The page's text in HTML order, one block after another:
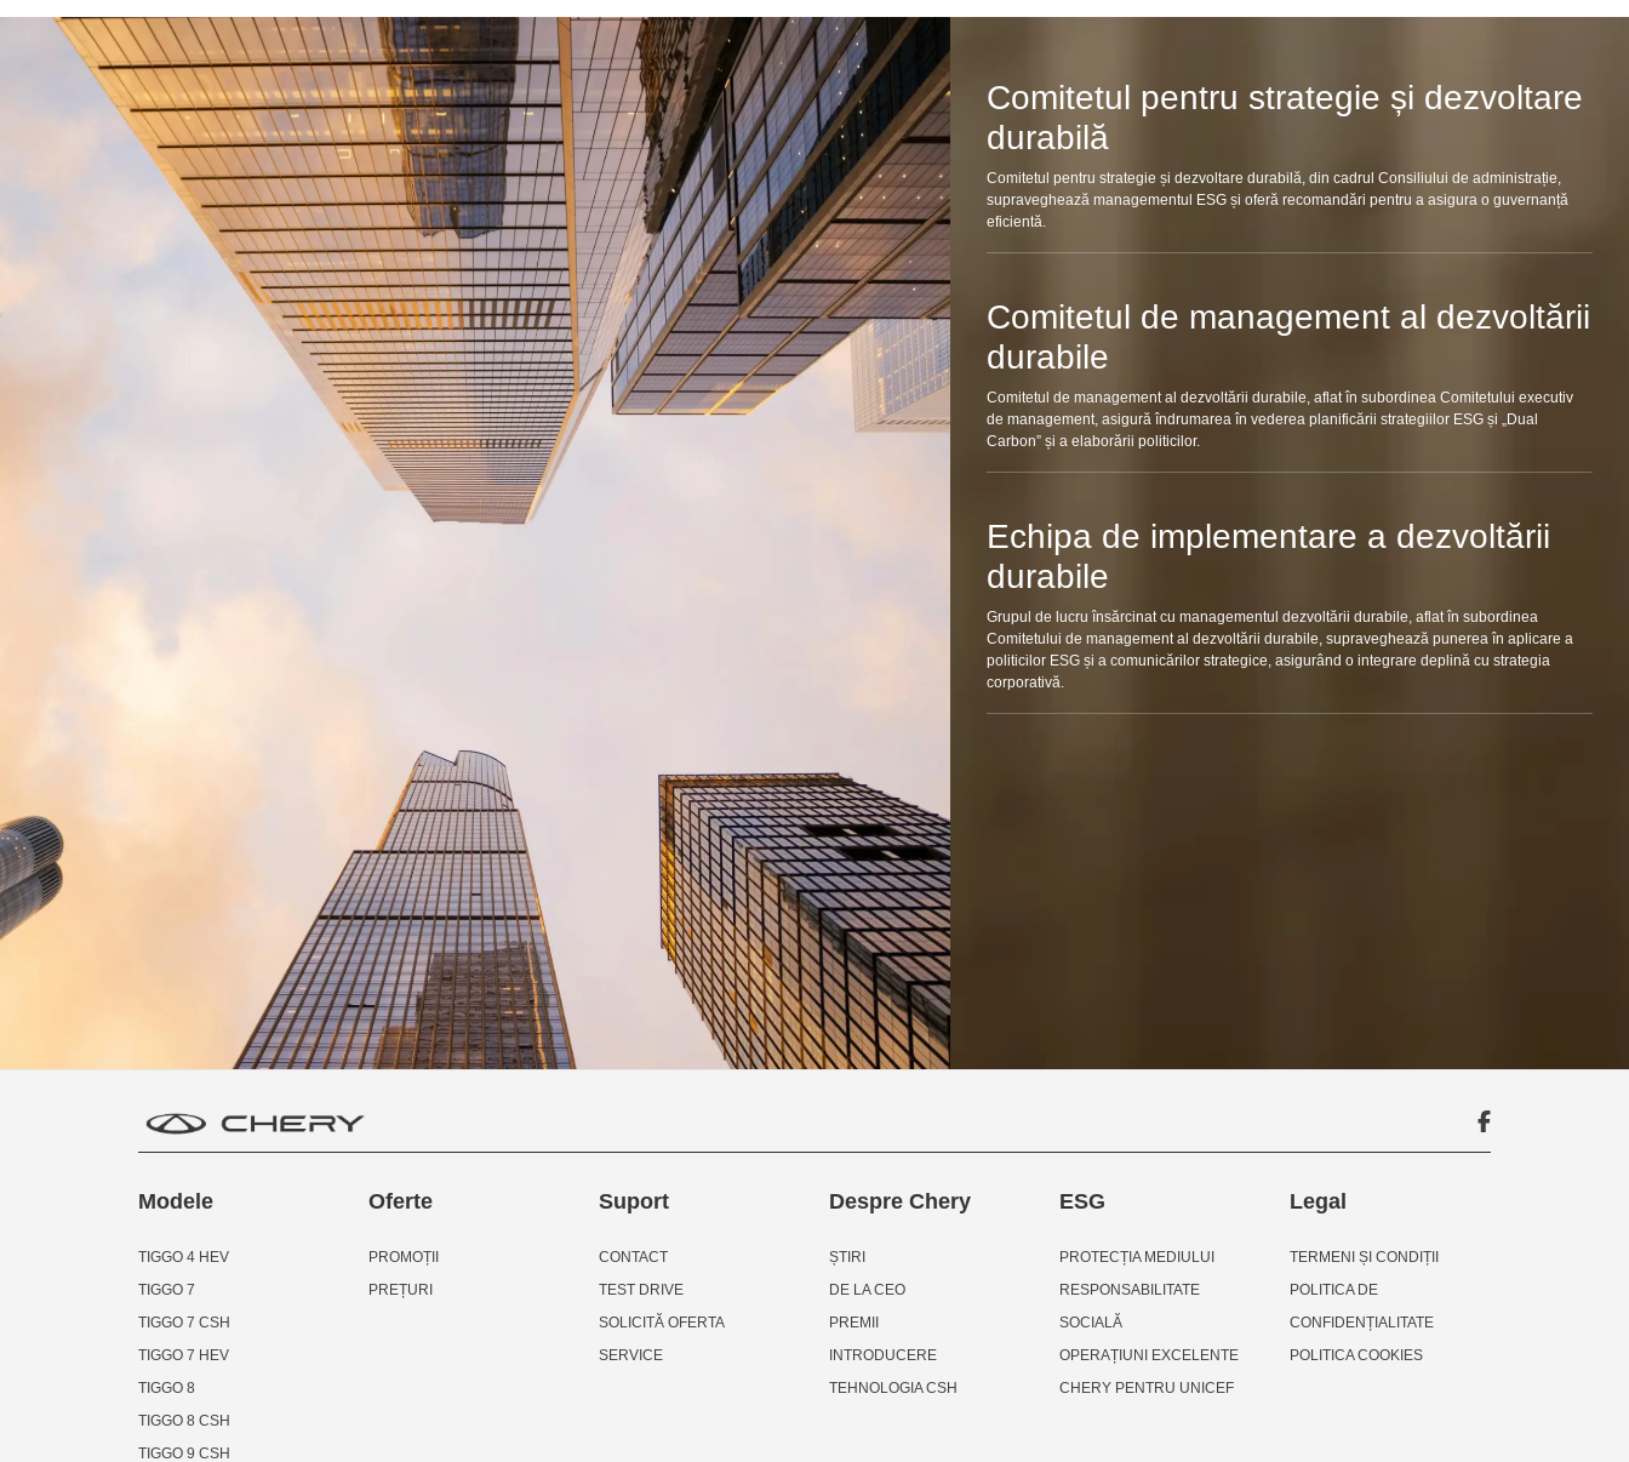
Comitetul pentru strategie și dezvoltare
durabilă
Comitetul pentru strategie și dezvoltare durabilă, din cadrul Consiliului de administrație,
supraveghează managementul ESG și oferă recomandări pentru a asigura o guvernanță
eficientă.
Comitetul de management al dezvoltării
durabile
Comitetul de management al dezvoltării durabile, aflat în subordinea Comitetului executiv
de management, asigură îndrumarea în vederea planificării strategiilor ESG și „Dual
Carbon” și a elaborării politicilor.
Echipa de implementare a dezvoltării
durabile
Grupul de lucru însărcinat cu managementul dezvoltării durabile, aflat în subordinea
Comitetului de management al dezvoltării durabile, supraveghează punerea în aplicare a
politicilor ESG și a comunicărilor strategice, asigurând o integrare deplină cu strategia
corporativă.
Modele
TIGGO 4 HEV
TIGGO 7
TIGGO 7 CSH
TIGGO 7 HEV
TIGGO 8
TIGGO 8 CSH
TIGGO 9 CSH
Oferte
PROMOȚII
PREȚURI
Suport
CONTACT
TEST DRIVE
SOLICITĂ OFERTA
SERVICE
Despre Chery
ȘTIRI
DE LA CEO
PREMII
INTRODUCERE
TEHNOLOGIA CSH
ESG
PROTECȚIA MEDIULUI
RESPONSABILITATE
SOCIALĂ
OPERAȚIUNI EXCELENTE
CHERY PENTRU UNICEF
Legal
TERMENI ȘI CONDIȚII
POLITICA DE
CONFIDENȚIALITATE
POLITICA COOKIES